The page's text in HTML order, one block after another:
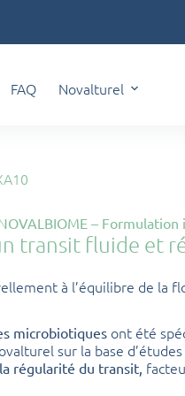
FAQ Novalturel
– Formulation
transit fluide et
à l’équilibre de la
microbiotiques ont été
sur la base
régularité du transit,